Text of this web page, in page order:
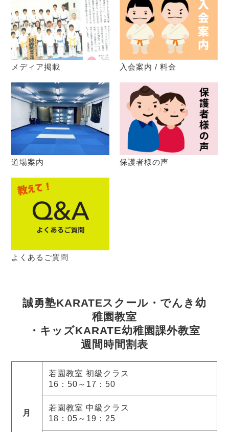
メディア掲載 入会案内 / 料金
道場案内 保護者様の声
よくあるご質問
誠勇塾KARATEスクール・でんき幼
稚園教室
・キッズKARATE幼稚園課外教室
週間時間割表
月
若園教室 初級クラス
16：50～17：50
若園教室 中級クラス
18：05～19：25